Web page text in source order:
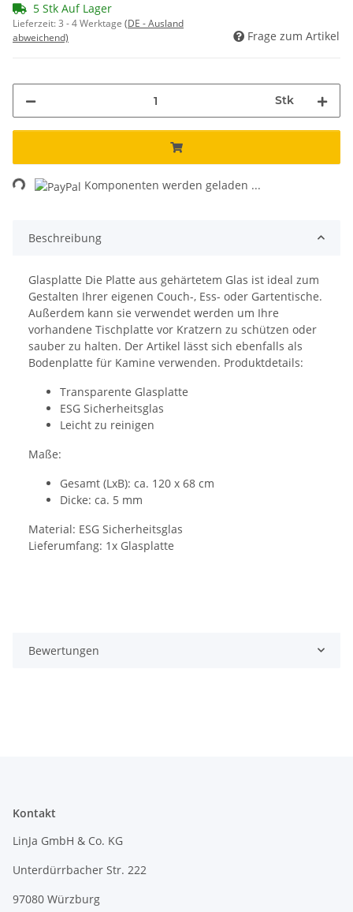
5 Stk Auf Lager
Lieferzeit:3 - 4 Werktage (DE - Ausland
abweichend)
Frage zum Artikel
Stk
Komponenten werden geladen ...
Beschreibung
Glasplatte Die Platte aus gehärtetem Glas ist ideal zum
Gestalten Ihrer eigenen Couch-, Ess- oder Gartentische.
Außerdem kann sie verwendet werden um Ihre
vorhandene Tischplatte vor Kratzern zu schützen oder
sauber zu halten. Der Artikel lässt sich ebenfalls als
Bodenplatte für Kamine verwenden. Produktdetails:
Transparente Glasplatte
ESG Sicherheitsglas
Leicht zu reinigen
Maße:
Gesamt (LxB): ca. 120 x 68 cm
Dicke: ca. 5 mm
Material: ESG Sicherheitsglas
Lieferumfang: 1x Glasplatte
Bewertungen
Kontakt
LinJa GmbH & Co. KG
Unterdürrbacher Str. 222
97080 Würzburg